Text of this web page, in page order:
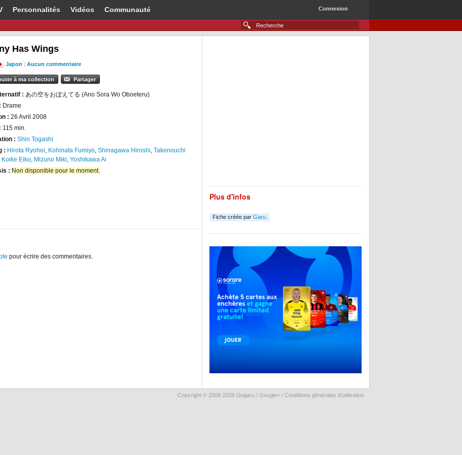
Personnalités Vidéos Communauté Connexion
Has Wings
Japon | Aucun commentaire
à ma collection Partager
: あの空をおぼえてる (Ano Sora Wo Oboeteru)
Drame
: 26 Avril 2008
115 min.
: Shin Togashi
: Hirota Ryohei, Kohinata Fumiyo, Shinagawa Hiroshi, Takenouchi
Koike Eiko, Mizuno Miki, Yoshikawa Ai
: Non disponible pour le moment.
pour écrire des commentaires.
Plus d'infos
Fiche créée par Garu.
Copyright © 2008-2026 Dogaru / Google+ / Conditions générales d'utilisation